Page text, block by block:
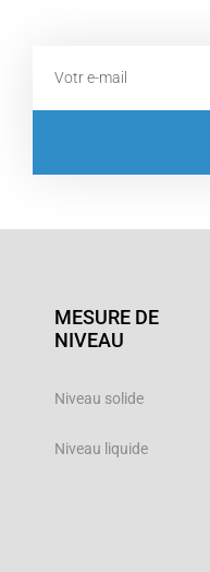
MESURE DE
NIVEAU
Niveau solide
Niveau liquide